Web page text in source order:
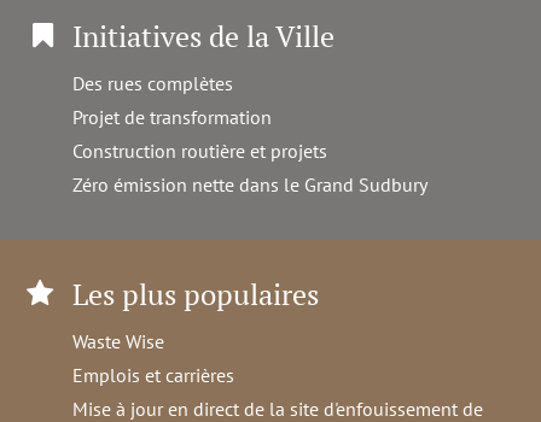
Initiatives de la Ville
Des rues complètes
Projet de transformation
Construction routière et projets
Zéro émission nette dans le Grand Sudbury
Les plus populaires
Waste Wise
Emplois et carrières
Mise à jour en direct de la site d'enfouissement de